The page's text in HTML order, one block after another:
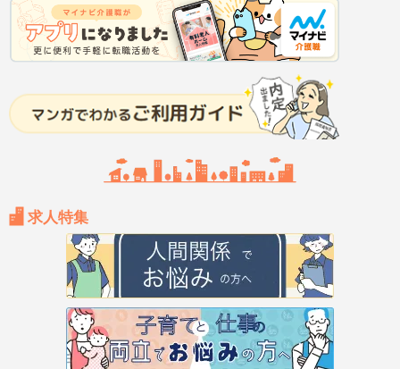
求人特集